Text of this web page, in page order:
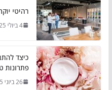
רהיטי
4 ביולי 2025
כיצד
פתרונות
26 ביוני 2025